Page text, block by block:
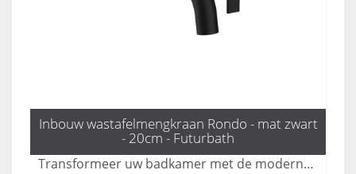
Inbouw wastafelmengkraan Rondo - mat zwart
- 20cm - Futurbath
Transformeer uw badkamer met de moderne Rondo inbouw mengkraan in mat zwart. Met een elegante uitloop van 20 cm biedt deze kraan zowel esthetiek als gebruiksgemak, perfect voor een strakke en verfijnde uitstraling. Voeg een vleugje luxe toe aan uw badkamer met deze stijlvolle oplossing.